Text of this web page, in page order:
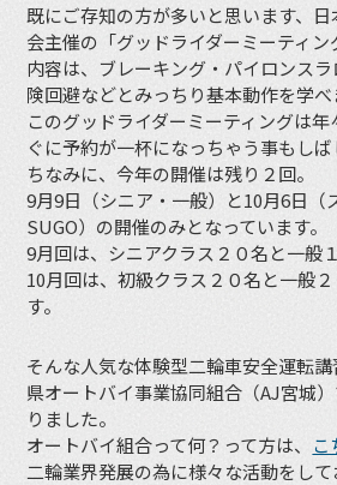
既にご存知の方が多いと思います、
会主催の「グッドライダーミーティン
内容は、ブレーキング・パイロンス
険回避などとみっちり基本動作を学べ
このグッドライダーミーティングは
ぐに予約が一杯になっちゃう事もしば
ちなみに、今年の開催は残り２回。
9月9日（シニア・一般）と10月6日（
SUGO）の開催のみとなっています。
9月回は、シニアクラス２０名と一般１
10月回は、初級クラス２０名と一般
す。
そんな人気な体験型二輪車安全運転
県オートバイ事業協同組合（AJ宮城
りました。
オートバイ組合って何？って方は、 こ
二輪業界発展の為に様々な活動をして